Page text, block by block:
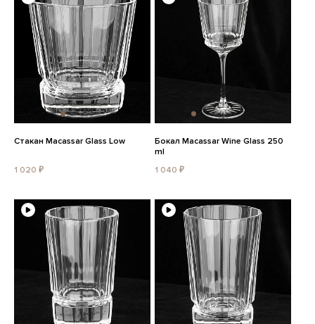
Стакан Macassar Glass Low
1 020 ₽
Бокал Macassar Wine Glass 250
ml
1 040 ₽